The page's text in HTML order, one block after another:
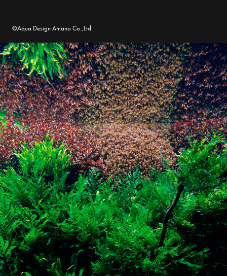
©Aqua Design Amano Co.,Ltd.